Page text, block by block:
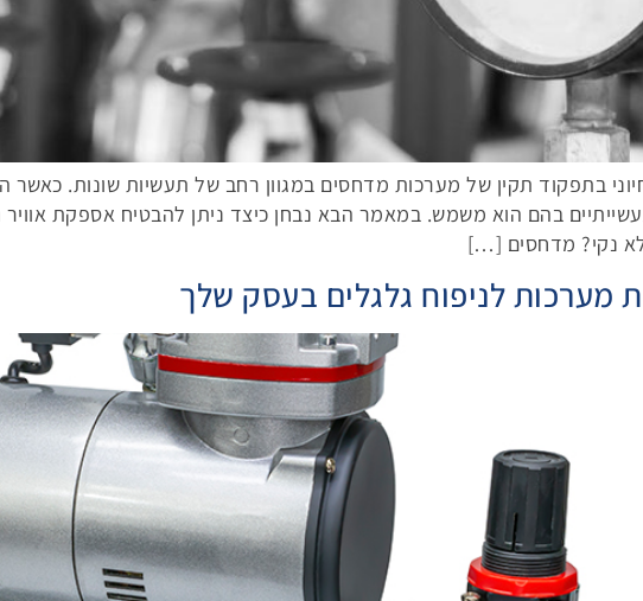
בתפקוד תקין של מערכות מדחסים במגוון רחב של תעשיות שונות. כאשר
בהם הוא משמש. במאמר הבא נבחן כיצד ניתן להבטיח אספקת
נקי? מדחסים […]
מערכות לניפוח גלגלים בעסק שלך